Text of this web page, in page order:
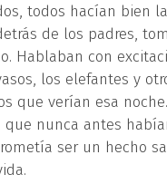
todos hacían bien
de los padres,
Hablaban con
los elefantes y
que verían esa
que nunca antes
ser un hecho